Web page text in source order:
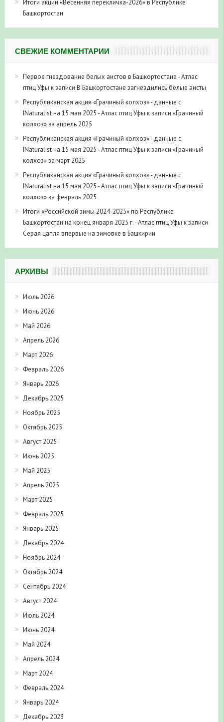
Итоги акции «Весенняя перекличка-2026» в Республике
Башкортостан
СВЕЖИЕ КОММЕНТАРИИ
Первое гнездование белых аистов в Башкортостане - Атлас
птиц Уфы к записи В Башкортостане загнездились белые аисты
Республиканская акция «Грачиный колхоз» - данные с
INaturalist на 15 мая 2025 - Атлас птиц Уфы к записи «Грачиный
колхоз» за апрель 2025
Республиканская акция «Грачиный колхоз» - данные с
INaturalist на 15 мая 2025 - Атлас птиц Уфы к записи «Грачиный
колхоз» за март 2025
Республиканская акция «Грачиный колхоз» - данные с
INaturalist на 15 мая 2025 - Атлас птиц Уфы к записи «Грачиный
колхоз» за февраль 2025
Итоги «Российской зимы 2024-2025» по Республике
Башкортостан на конец января 2025 г. - Атлас птиц Уфы к записи
Серая цапля впервые на зимовке в Башкирии
АРХИВЫ
Июль 2026
Июнь 2026
Май 2026
Апрель 2026
Март 2026
Февраль 2026
Январь 2026
Декабрь 2025
Ноябрь 2025
Октябрь 2025
Август 2025
Июнь 2025
Май 2025
Апрель 2025
Март 2025
Февраль 2025
Январь 2025
Декабрь 2024
Ноябрь 2024
Октябрь 2024
Сентябрь 2024
Август 2024
Июль 2024
Июнь 2024
Май 2024
Апрель 2024
Март 2024
Февраль 2024
Январь 2024
Декабрь 2023